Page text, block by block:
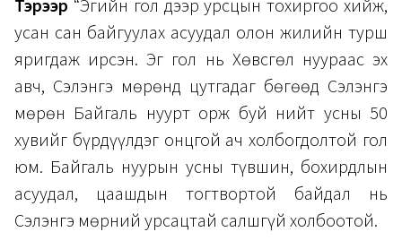
Тэрээр “Эгийн гол дээр урсцын тохиргоо хийж,
усан сан байгуулах асуудал олон жилийн турш
яригдаж ирсэн. Эг гол нь Хөвсгөл нуураас эх
авч, Сэлэнгэ мөрөнд цутгадаг бөгөөд Сэлэнгэ
мөрөн Байгаль нуурт орж буй нийт усны 50
хувийг бүрдүүлдэг онцгой ач холбогдолтой гол
юм. Байгаль нуурын усны түвшин, бохирдлын
асуудал, цаашдын тогтвортой байдал нь
Сэлэнгэ мөрний урсацтай салшгүй холбоотой.